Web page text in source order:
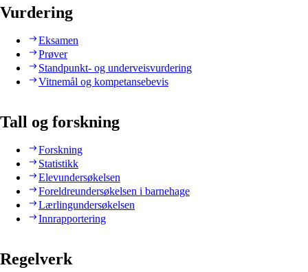
Vurdering
Eksamen
Prøver
Standpunkt- og underveisvurdering
Vitnemål og kompetansebevis
Tall og forskning
Forskning
Statistikk
Elevundersøkelsen
Foreldreundersøkelsen i barnehage
Lærlingundersøkelsen
Innrapportering
Regelverk